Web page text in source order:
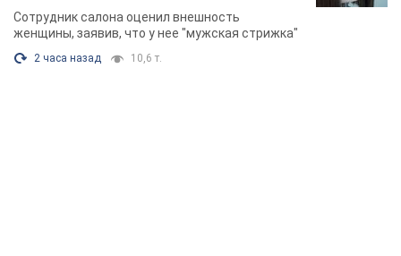
химиотерапии, разгорелся скандал.
Фото
Сотрудник салона оценил внешность
женщины, заявив, что у нее "мужская стрижка"
2 часа назад 10,6 т.